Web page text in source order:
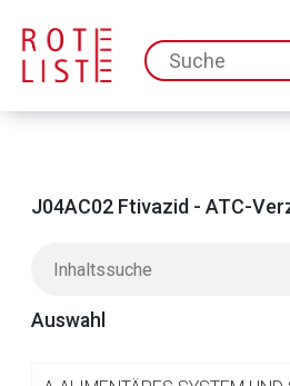
J04AC02 Ftivazid - ATC-
Auswahl